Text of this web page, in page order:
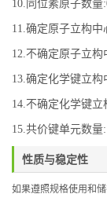
10.同位素原子数量
11.确定原子立构中
12.不确定原子立构
13.确定化学键立构
14.不确定化学键立
15.共价键单元数量
性质与稳定性
如果遵照规格使用和